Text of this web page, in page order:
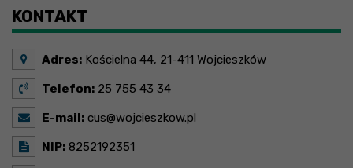
KONTAKT
Adres: Kościelna 44, 21-411 Wojcieszków
Telefon: 25 755 43 34
E-mail: cus@wojcieszkow.pl
NIP: 8252192351